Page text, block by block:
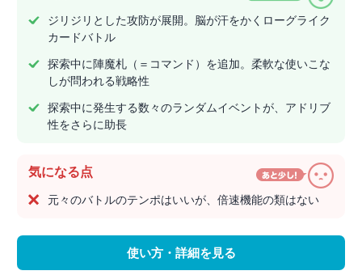
ジリジリとした攻防が展開。脳が汗をかくローグライク
カードバトル
探索中に陣魔札（＝コマンド）を追加。柔軟な使いこな
しが問われる戦略性
探索中に発生する数々のランダムイベントが、アドリブ
性をさらに助長
気になる点
元々のバトルのテンポはいいが、倍速機能の類はない
使い方・詳細を見る